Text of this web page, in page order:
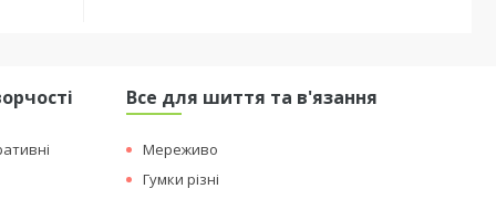
Все для шиття та в'язання
Мереживо
Гумки різні